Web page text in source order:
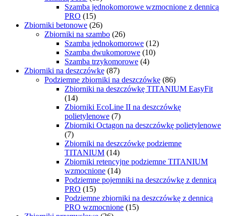
Szamba jednokomorowe wzmocnione z dennicą
PRO (15)
Zbiorniki betonowe (26)
Zbiorniki na szambo (26)
Szamba jednokomorowe (12)
Szamba dwukomorowe (10)
Szamba trzykomorowe (4)
Zbiorniki na deszczówkę (87)
Podziemne zbiorniki na deszczówkę (86)
Zbiorniki na deszczówkę TITANIUM EasyFit
(14)
Zbiorniki EcoLine II na deszczówkę
polietylenowe (7)
Zbiorniki Octagon na deszczówkę polietylenowe
(7)
Zbiorniki na deszczówkę podziemne
TITANIUM (14)
Zbiorniki retencyjne podziemne TITANIUM
wzmocnione (14)
Podziemne pojemniki na deszczówkę z dennicą
PRO (15)
Podziemne zbiorniki na deszczówkę z dennicą
PRO wzmocnione (15)